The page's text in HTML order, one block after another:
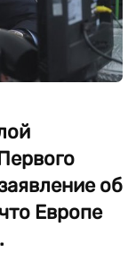
об
Европе